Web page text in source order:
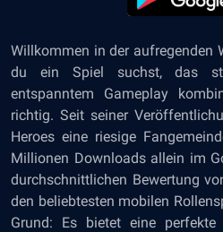
Willkommen in der aufregenden
du ein Spiel suchst, das
entspanntem Gameplay
richtig. Seit seiner
Heroes eine riesige
Millionen Downloads allein im
durchschnittlichen Bewertung
den beliebtesten mobilen
Grund: Es bietet eine